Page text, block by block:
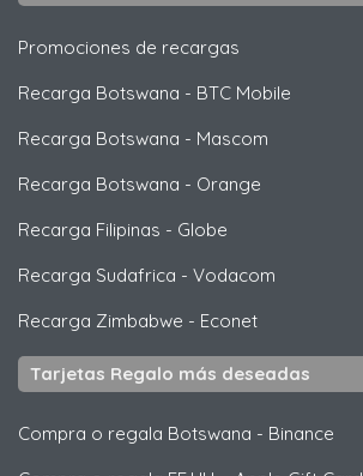
Promociones de recargas
Recarga Botswana - BTC Mobile
Recarga Botswana - Mascom
Recarga Botswana - Orange
Recarga Filipinas - Globe
Recarga Sudafrica - Vodacom
Recarga Zimbabwe - Econet
Tarjetas Regalo más deseadas
Compra o regala Botswana - Binance